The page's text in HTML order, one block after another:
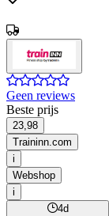
Geen reviews
Beste prijs
23,98
Traininn.com
i
Webshop
i
4d